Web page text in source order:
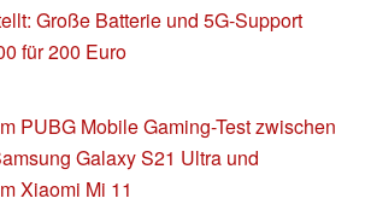
Große Batterie und 5G-Support
für 200 Euro
PUBG Mobile Gaming-Test zwischen
Galaxy S21 Ultra und
Xiaomi Mi 11